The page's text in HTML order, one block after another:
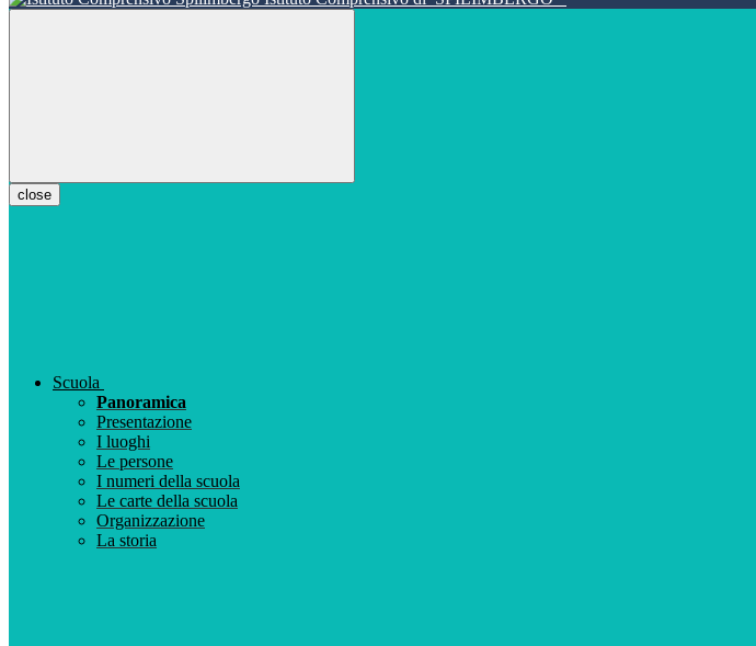
close
Scuola
Panoramica
Presentazione
I luoghi
Le persone
I numeri della scuola
Le carte della scuola
Organizzazione
La storia